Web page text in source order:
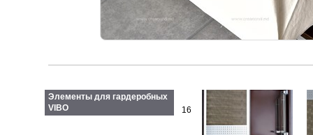
Элементы для гардеробных
VIBO
16